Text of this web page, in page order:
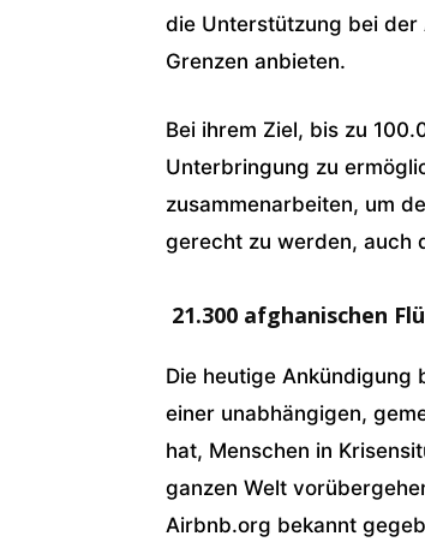
die Unterstützung bei der
Grenzen anbieten.
Bei ihrem Ziel, bis zu
Unterbringung zu
zusammenarbeiten, um
gerecht zu werden, auch
21.300 afghanischen
Die heutige Ankündigung
einer unabhängigen,
hat, Menschen in
ganzen Welt
Airbnb.org bekannt